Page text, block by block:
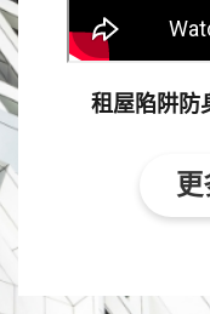
租屋陷阱防
更